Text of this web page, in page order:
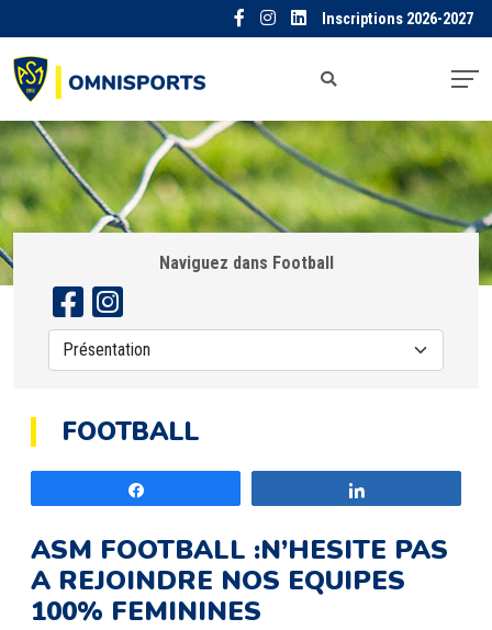
Inscriptions 2026-2027
Naviguez dans Football
FOOTBALL
ASM FOOTBALL :N’HESITE PAS
A REJOINDRE NOS EQUIPES
100% FEMININES